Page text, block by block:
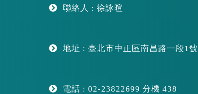
聯絡人 : 徐詠暄
地址 : 臺北市中正區南昌路一段1號
電話 : 02-23822699 分機 438